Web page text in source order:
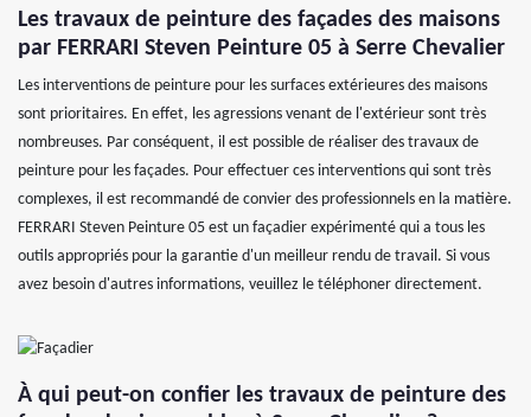
Les travaux de peinture des façades des maisons
par FERRARI Steven Peinture 05 à Serre Chevalier
Les interventions de peinture pour les surfaces extérieures des maisons
sont prioritaires. En effet, les agressions venant de l'extérieur sont très
nombreuses. Par conséquent, il est possible de réaliser des travaux de
peinture pour les façades. Pour effectuer ces interventions qui sont très
complexes, il est recommandé de convier des professionnels en la matière.
FERRARI Steven Peinture 05 est un façadier expérimenté qui a tous les
outils appropriés pour la garantie d'un meilleur rendu de travail. Si vous
avez besoin d'autres informations, veuillez le téléphoner directement.
À qui peut-on confier les travaux de peinture des